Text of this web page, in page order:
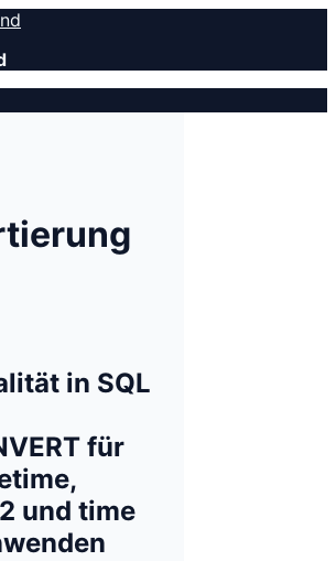
in SQL
für
und time